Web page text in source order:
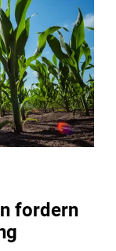
fordern